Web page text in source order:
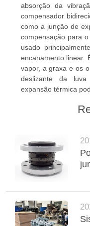
absorção da
compensador
como a junção de
compensação para
usado
encanamento linear.
vapor, a graxa e os
deslizante da
expansão térmica